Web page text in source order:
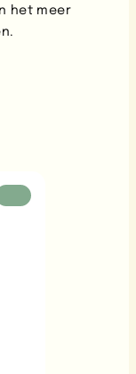
het meer